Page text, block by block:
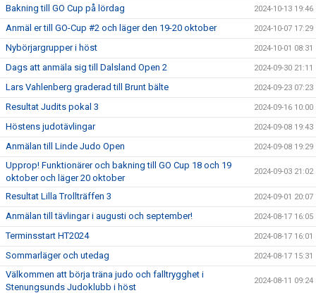
Bakning till GO Cup på lördag 2024-10-13 19:46
Anmäl er till GO-Cup #2 och läger den 19-20 oktober 2024-10-07 17:29
Nybörjargrupper i höst 2024-10-01 08:31
Dags att anmäla sig till Dalsland Open 2 2024-09-30 21:11
Lars Vahlenberg graderad till Brunt bälte 2024-09-23 07:23
Resultat Judits pokal 3 2024-09-16 10:00
Höstens judotävlingar 2024-09-08 19:43
Anmälan till Linde Judo Open 2024-09-08 19:29
Upprop! Funktionärer och bakning till GO Cup 18 och 19
oktober och läger 20 oktober
2024-09-03 21:02
Resultat Lilla Trollträffen 3 2024-09-01 20:07
Anmälan till tävlingar i augusti och september! 2024-08-17 16:05
Terminsstart HT2024 2024-08-17 16:01
Sommarläger och utedag 2024-08-17 15:31
Välkommen att börja träna judo och falltrygghet i
Stenungsunds Judoklubb i höst
2024-08-11 09:24